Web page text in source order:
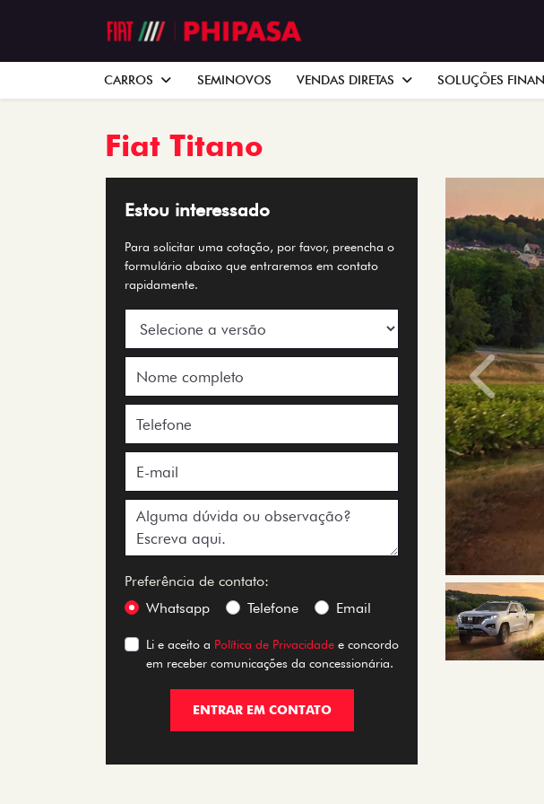
CARROS SEMINOVOS VENDAS DIRETAS SOLUÇÕES
Fiat Titano
Estou interessado
Para solicitar uma cotação, por favor, preencha o
formulário abaixo que entraremos em contato
rapidamente.
Preferência de contato:
Whatsapp
Telefone Email
Li e aceito a Política de Privacidade e concordo
em receber comunicações da concessionária.
ENTRAR EM CONTATO
Anterior